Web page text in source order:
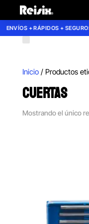
ENVÍOS + RÁPIDOS + SEGUROS
Inicio/ Productos
CUERTAS
Mostrando el único